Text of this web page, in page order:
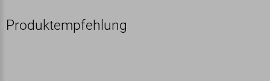
Produktempfehlung